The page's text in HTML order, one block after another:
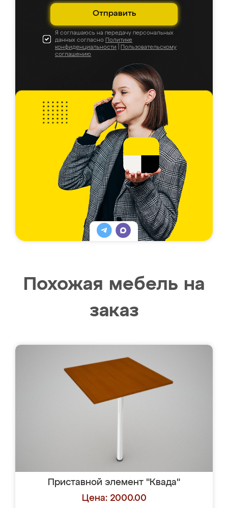
Отправить
Я соглашаюсь на передачу персональных
данных согласно Политике
конфиденциальности
Пользовательскому
соглашению
Похожая мебель на
заказ
Приставной элемент "Квада"
Цена: 2000.00